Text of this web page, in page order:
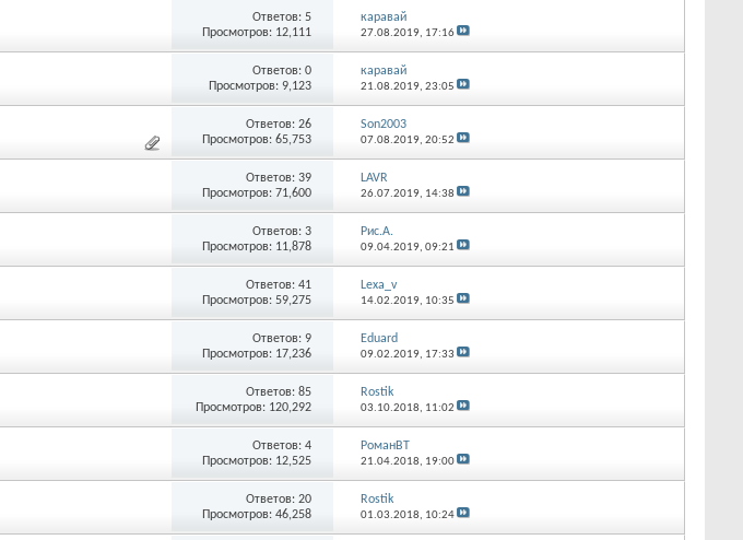
Ответов:5
Просмотров: 12,111
каравай
27.08.2019, 17:16
Ответов:0
Просмотров: 9,123
каравай
21.08.2019, 23:05
Ответов:26
Просмотров: 65,753
Son2003
07.08.2019, 20:52
Ответов:39
Просмотров: 71,600
LAVR
26.07.2019, 14:38
Ответов:3
Просмотров: 11,878
Рис.А.
09.04.2019, 09:21
Ответов:41
Просмотров: 59,275
Lexa_v
14.02.2019, 10:35
Ответов:9
Просмотров: 17,236
Eduard
09.02.2019, 17:33
Ответов:85
Просмотров: 120,292
Rostik
03.10.2018, 11:02
Ответов:4
Просмотров: 12,525
РоманВТ
21.04.2018, 19:00
Ответов:20
Просмотров: 46,258
Rostik
01.03.2018, 10:24